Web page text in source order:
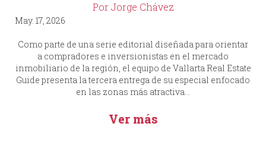
Por Jorge Chávez
May. 17, 2026
Como parte de una serie editorial diseñada para orientar
a compradores e inversionistas en el mercado
inmobiliario de la región, el equipo de Vallarta Real Estate
Guide presenta la tercera entrega de su especial enfocado
en las zonas más atractiva...
Ver más